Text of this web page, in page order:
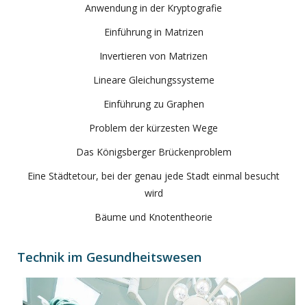
Anwendung in der Kryptografie
Einführung in Matrizen
Invertieren von Matrizen
Lineare Gleichungssysteme
Einführung zu Graphen
Problem der kürzesten Wege
Das Königsberger Brückenproblem
Eine Städtetour, bei der genau jede Stadt einmal besucht
wird
Bäume und Knotentheorie
Technik im Gesundheitswesen